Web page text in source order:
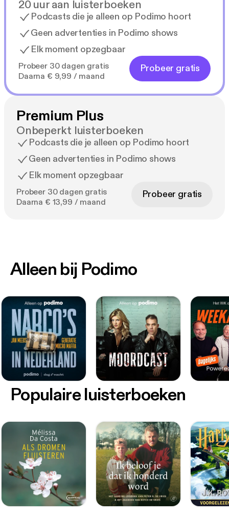
20 uur aan luisterboeken
Podcasts die je alleen op Podimo hoort
Geen advertenties in Podimo shows
Elk moment opzegbaar
Probeer 30 dagen gratis
Daarna € 9,99 / maand
Probeer gratis
Premium Plus
Onbeperkt luisterboeken
Podcasts die je alleen op Podimo hoort
Geen advertenties in Podimo shows
Elk moment opzegbaar
Probeer 30 dagen gratis
Daarna € 13,99 / maand
Probeer gratis
Alleen bij Podimo
Populaire luisterboeken